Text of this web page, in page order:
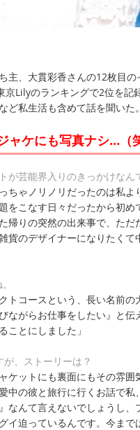
主、大貫彩香さんの12枚目の
Lilyのランキングで2位を記
私生活も含めて話を聞いた。
ャケにも写真ナシ…（
芸能界入りのきっかけなん
ちゃノリノリだったのは私
をこなす日々だったから初め
帰りの突然の出来事で、ただ
貨のデザイナーになりたくて
トコースという、長い名前
ながらお仕事をしたい』と伝
ことにしました」
、ストーリーは？
ケットにも裏面にもその雰囲
中の彼と旅行に行くお話で私
なんて言えないでしょうし、
イ迫っているんです。今まで